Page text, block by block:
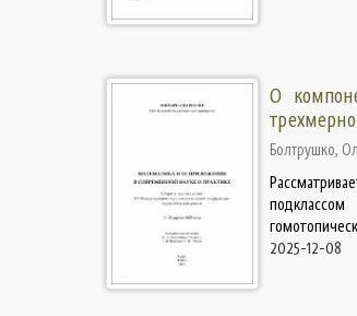
О
Болтрушко,
подклассом
2025-12-08